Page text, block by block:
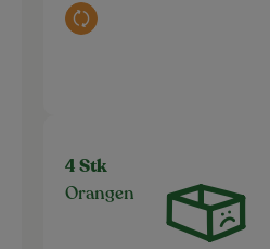
Auswahl ändern
4 Stk
Orangen